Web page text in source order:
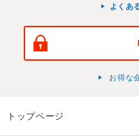
よくあ
お得な
トップページ